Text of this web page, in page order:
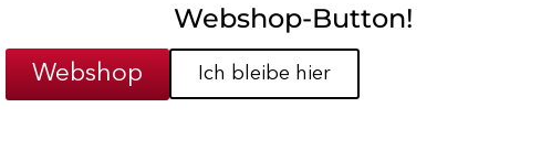
Webshop-Button!
Webshop Ich bleibe hier